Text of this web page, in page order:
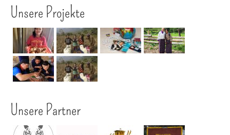
Unsere Projekte
Unsere Partner